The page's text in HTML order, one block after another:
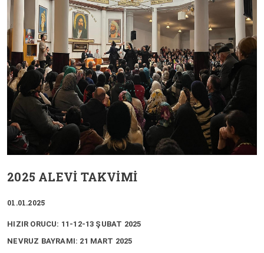
2025 ALEVİ TAKVİMİ
01.01.2025
HIZIR ORUCU: 11-12-13 ŞUBAT 2025
NEVRUZ BAYRAMI: 21 MART 2025